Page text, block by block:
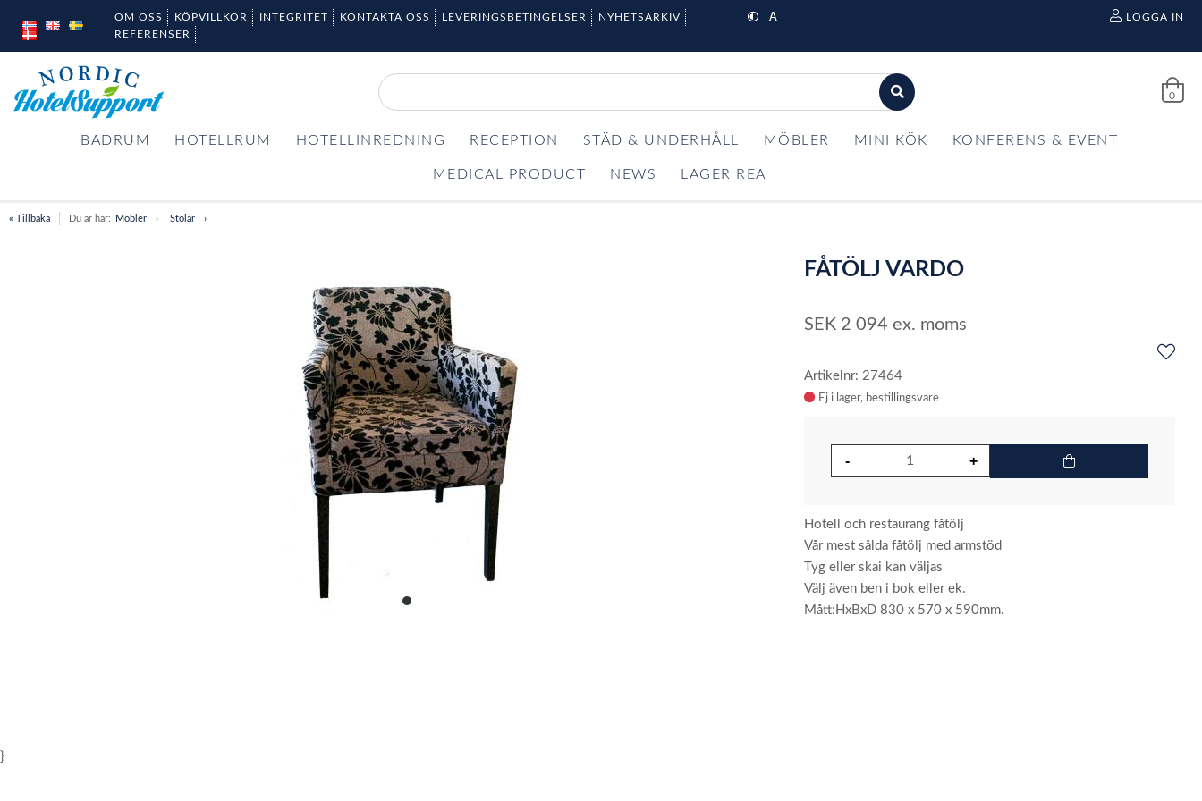
OM OSS KÖPVILLKOR INTEGRITET KONTAKTA OSS LEVERINGSBETINGELSER
NYHETSARKIV
REFERENSER
LOGGA IN
0
BADRUM HOTELLRUM HOTELLINREDNING RECEPTION STÄD & UNDERHÅLL MÖBLER MINI KÖK KONFERENS & EVENT
MEDICAL PRODUCT NEWS LAGER REA
« Tillbaka Du är här: Möbler Stolar
item
FÅTÖLJ VARDO
SEK 2 094 ex. moms
Artikelnr: 27464
Ej i lager
Hotell och restaurang fåtölj
Vår mest sålda fåtölj med armstöd
Tyg eller skai kan väljas
Välj även ben i bok eller ek.
Mått:HxBxD 830 x 570 x 590mm.
}